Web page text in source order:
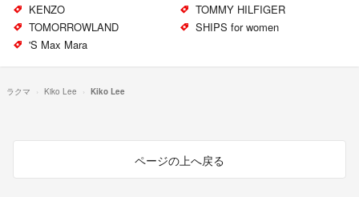
KENZO
TOMMY HILFIGER
TOMORROWLAND
SHIPS for women
'S Max Mara
ラクマ Kiko Lee Kiko Lee
ページの上へ戻る